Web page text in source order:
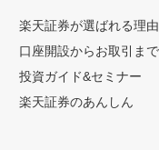
楽天証券が選ばれる理由
口座開設からお取引ま
投資ガイド&セミナー
楽天証券のあんしん